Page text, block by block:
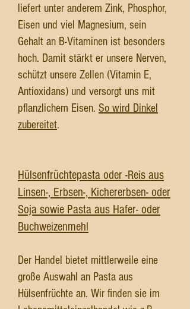
liefert unter anderem Zink, Phosphor,
Eisen und viel Magnesium, sein
Gehalt an B-Vitaminen ist besonders
hoch. Damit stärkt er unsere Nerven,
schützt unsere Zellen (Vitamin E,
Antioxidans) und versorgt uns mit
pflanzlichem Eisen. So wird Dinkel
zubereitet.
Hülsenfrüchtepasta oder -Reis aus
Linsen-, Erbsen-, Kichererbsen- oder
Soja sowie Pasta aus Hafer- oder
Buchweizenmehl
Der Handel bietet mittlerweile eine
große Auswahl an Pasta aus
Hülsenfrüchte an. Wir finden sie im